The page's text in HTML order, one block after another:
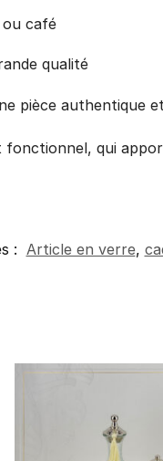
café
qualité
pièce authentique
qui
: Article en verre,